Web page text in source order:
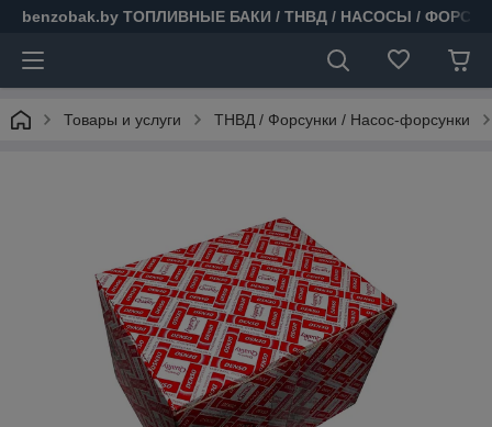
benzobak.by ТОПЛИВНЫЕ БАКИ / ТНВД / НАСОСЫ /
Товары и услуги ТНВД / Форсунки / Насос-форсунки